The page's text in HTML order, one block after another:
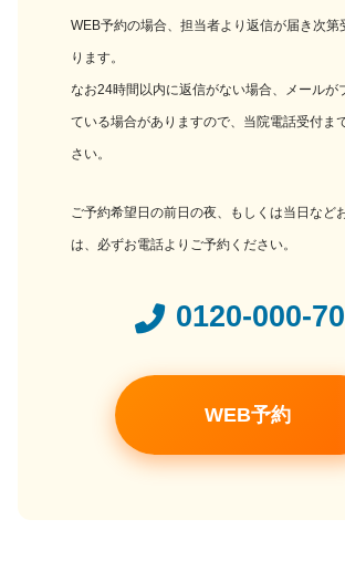
WEB予約の場合、担当者より返信が届き次第
ります。
なお24時間以内に返信がない場合、メールが
ている場合がありますので、当院電話受付ま
さい。
ご予約希望日の前日の夜、もしくは当日など
は、必ずお電話よりご予約ください。
0120-000-
WEB予約